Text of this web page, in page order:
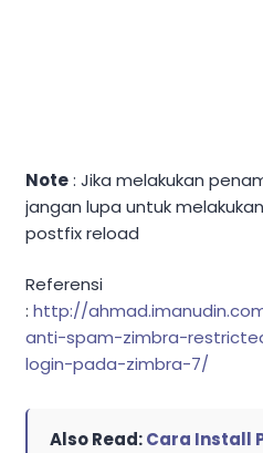
Note: Jika melakukan
jangan lupa untuk
postfix reload
Referensi
: http://
anti-spam-zimbra-
login-pada-zimbra-7/
Also Read:Cara Install